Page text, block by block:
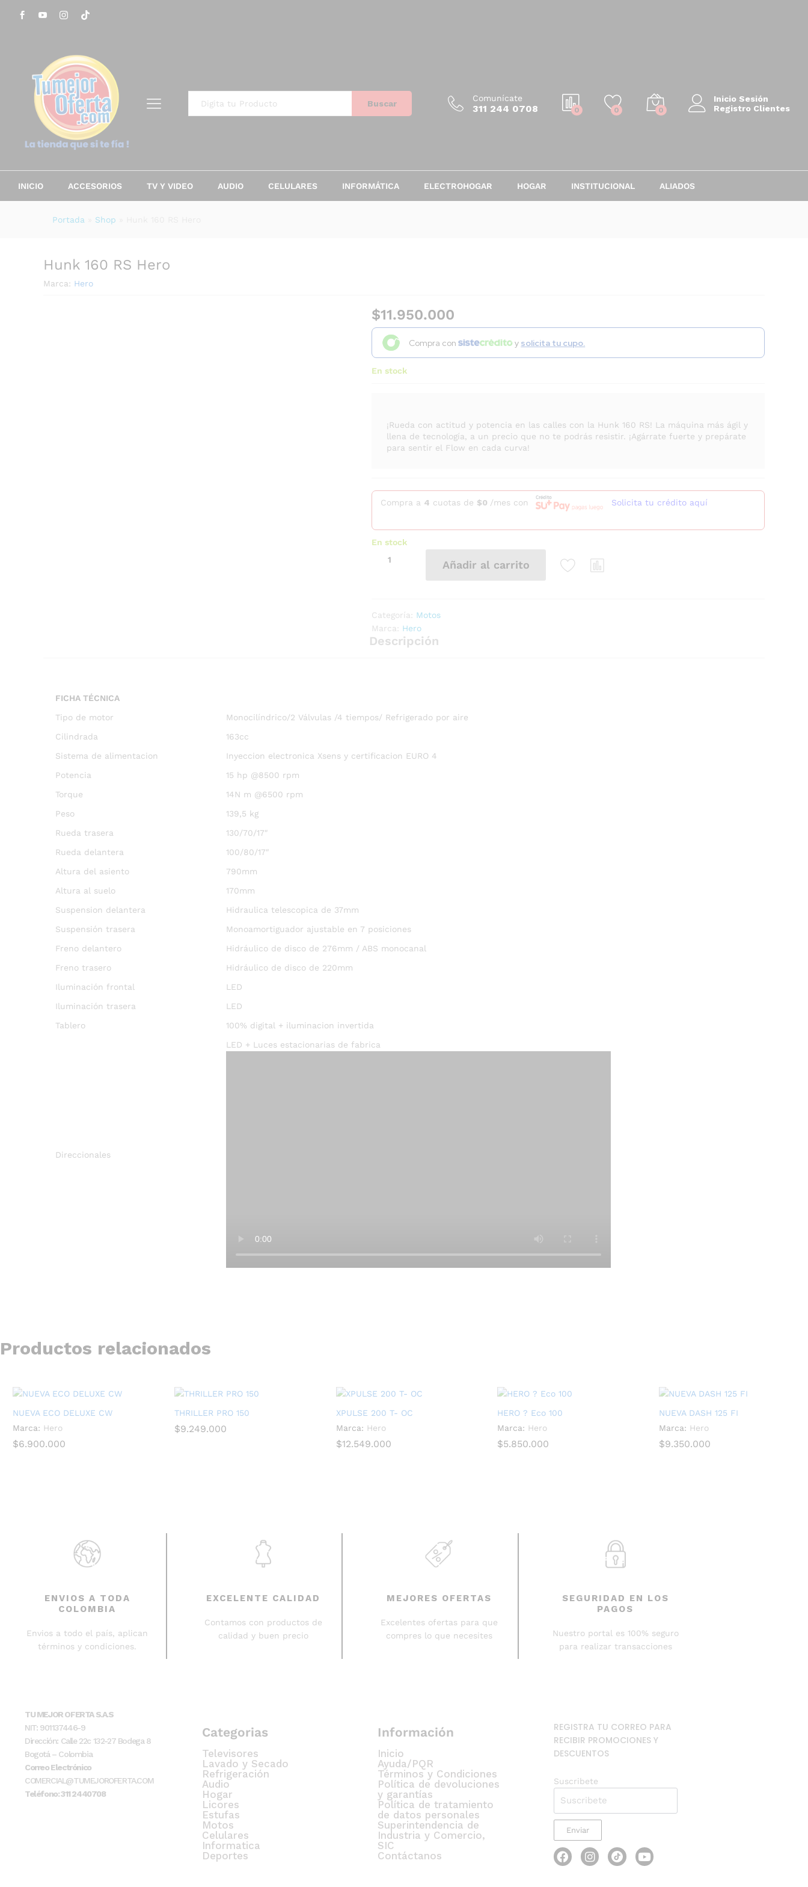
Todo Buscar
Comunícate
311 244 0708 0 0 0
Inicio Sesión
Registro Clientes
INICIO ACCESORIOS TV Y VIDEO AUDIO CELULARES INFORMÁTICA ELECTROHOGAR HOGAR INSTITUCIONAL ALIADOS
Portada Shop
Hunk 160 RS Hero
Marca: Hero
$11.950.000
Compra con y solicita tu cupo.
En stock
¡Rueda con actitud y potencia en las calles con la Hunk 160 RS! La máquina más ágil y
llena de tecnología, a un precio que no te podrás resistir. ¡Agárrate fuerte y prepárate
para sentir el Flow en cada curva!
Compra a 4 cuotas de $0 /mes con Solicita tu crédito aquí
En stock
Añadir al carrito
Categoría: Motos
Marca: Hero
Descripción
FICHA TÉCNICA
Tipo de motor
Monocilíndrico/2 Válvulas /4 tiempos/ Refrigerado por aire
Cilindrada
163cc
Sistema de alimentacion
Inyeccion electronica Xsens y certificacion EURO 4
Potencia
15 hp @8500 rpm
Torque
14N m @6500 rpm
Peso
139,5 kg
Rueda trasera
130/70/17″
Rueda delantera
100/80/17″
Altura del asiento
790mm
Altura al suelo
170mm
Suspension delantera
Hidraulica telescopica de 37mm
Suspensión trasera
Monoamortiguador ajustable en 7 posiciones
Freno delantero
Hidráulico de disco de 276mm / ABS monocanal
Freno trasero
Hidráulico de disco de 220mm
Iluminación frontal
LED
Iluminación trasera
LED
Tablero
100% digital + iluminacion invertida
Direccionales
LED + Luces estacionarias de fabrica
Productos relacionados
NUEVA ECO DELUXE CW
Marca: Hero
$6.900.000
$6.900.000
THRILLER PRO 150
$9.249.000
$9.249.000
XPULSE 200 T- OC
Marca: Hero
$12.549.000
$12.549.000
HERO ? Eco 100
Marca: Hero
$5.850.000
$5.850.000
NUEVA DASH 125 FI
Marca: Hero
$9.350.000
$9.350.000
ENVIOS A TODA
COLOMBIA
Envios a todo el país, aplican
términos y condiciones.
EXCELENTE CALIDAD
Contamos con productos de
calidad y buen precio
MEJORES OFERTAS
Excelentes ofertas para que
compres lo que necesites
SEGURIDAD EN LOS
PAGOS
Nuestro portal es 100% seguro
para realizar transacciones
TU MEJOR OFERTA S.A.S
NIT: 901137446-9
Dirección: Calle 22c 132-27 Bodega 8
Bogotá – Colombia
Correo Electrónico
COMERCIAL@TUMEJOROFERTA.COM
Teléfono: 311 2440708
Categorias
Televisores
Lavado y Secado
Refrigeración
Audio
Hogar
Licores
Estufas
Motos
Celulares
Informatica
Deportes
Información
Inicio
Ayuda/PQR
Términos y Condiciones
Política de devoluciones
y garantías
Política de tratamiento
de datos personales
Superintendencia de
Industria y Comercio,
SIC
Contáctanos
REGISTRA TU CORREO PARA
RECIBIR PROMOCIONES Y
DESCUENTOS
Suscribete
Enviar